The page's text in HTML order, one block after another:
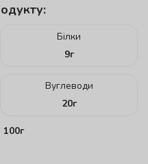
Білки
9г
Вуглеводи
20г
100г